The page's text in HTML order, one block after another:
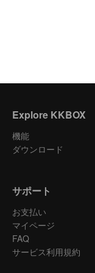
Explore KKBOX
機能
ダウンロード
サポート
お支払い
マイページ
FAQ
サービス利用規約